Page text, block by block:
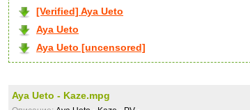
[Verified] Aya Ueto
Aya Ueto
Aya Ueto [uncensored]
Aya Ueto - Kaze.mpg